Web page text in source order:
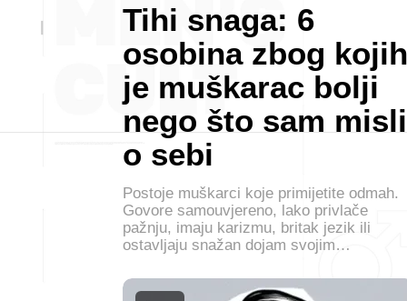
Tihi snaga: 6
osobina zbog kojih
je muškarac bolji
nego što sam misli
o sebi
Postoje muškarci koje primijetite odmah.
Govore samouvjereno, lako privlače
pažnju, imaju karizmu, britak jezik ili
ostavljaju snažan dojam svojim…